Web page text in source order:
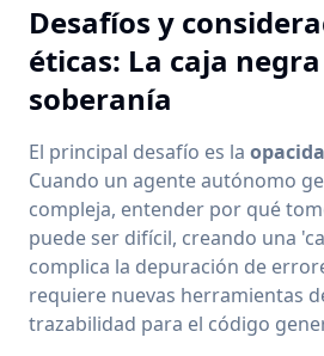
Desafíos y
éticas: La caja
soberanía
El principal desafío es la
Cuando un agente autónomo
compleja, entender por qué
puede ser difícil, creando una
complica la depuración de
requiere nuevas herramientas
trazabilidad para el código